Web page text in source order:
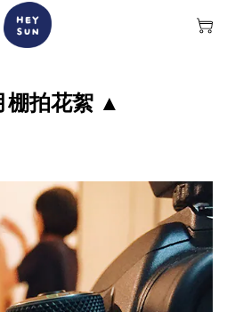
拍花絮 ▲